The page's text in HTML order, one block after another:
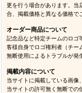
更を行う場合があります。当
合、掲載価格と異なる価格で
オーダー商品について
記念品など特定チームのロゴ
客様自身でロゴ権利者（チー
無断使用によるトラブルが発
掲載内容について
当サイトに掲載している画像
当サイトの許可無く無断での